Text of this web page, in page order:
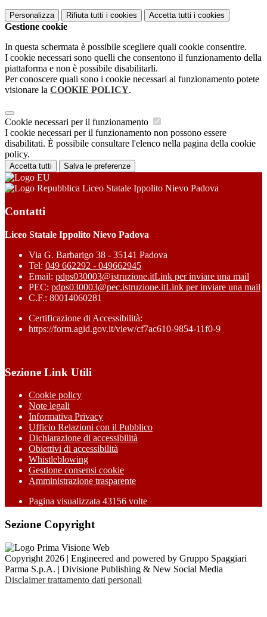
Personalizza Rifiuta tutti i cookies Accetta tutti i cookies
Gestione cookie
In questa schermata è possibile scegliere quali cookie consentire.
I cookie necessari sono quelli che consentono il funzionamento della
piattaforma e non è possibile disabilitarli.
Per conoscere quali sono i cookie necessari al funzionamento potete
visionare la COOKIE POLICY.
Cookie necessari per il funzionamento
I cookie necessari per il funzionamento non possono essere
disabilitati. È possibile consultare l'elenco nella pagina della cookie
policy.
Accetta tutti Salva le preferenze
Liceo Statale Ippolito Nievo Padova
Contatti
Liceo Statale Ippolito Nievo Padova
Via G. Barbarigo 38 - 35141 Padova
Tel: 049 662292 - 049662945
Email: pdps030003@istruzione.itLink per inviare una mail
PEC: pdps030003@pec.istruzione.itLink per inviare una mail
C.F.: 80014060281
Certificazione di Accessibilità:
https://form.agid.gov.it/view/cf7ac610-9854-11f0-9
Sezione Link Utili
Cookie policy
Note legali
Informativa Privacy
Ufficio Relazioni con il Pubblico
Dichiarazione di accessibilità
Obiettivi di accessibilità
Whistleblowing
Gestione consensi cookie
Amministrazione trasparente
Pagina visualizzata 43156 volte
Sezione Copyright
Copyright 2026 | Engineered and powered by Gruppo Spaggiari
Parma S.p.A. | Divisione Publishing & New Social Media
Disclaimer trattamento dati personali